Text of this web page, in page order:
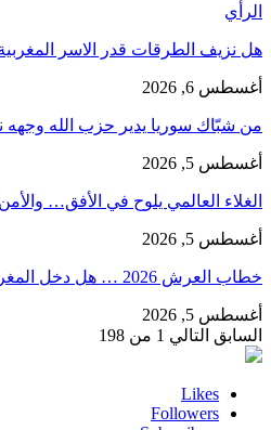
الرأي
هل نزيف الطرقات قدر الاسر
أغسطس 6, 2026
من شبّاك سوريا يدير حزب الله وجهه
أغسطس 5, 2026
الغلاء العالمي يلوح في الأفق…
أغسطس 5, 2026
خطاب العرش 2026 … هل دخل المغرب مرحلة الدولة…
أغسطس 5, 2026
السابق التالي 1 من 198
Likes
Followers